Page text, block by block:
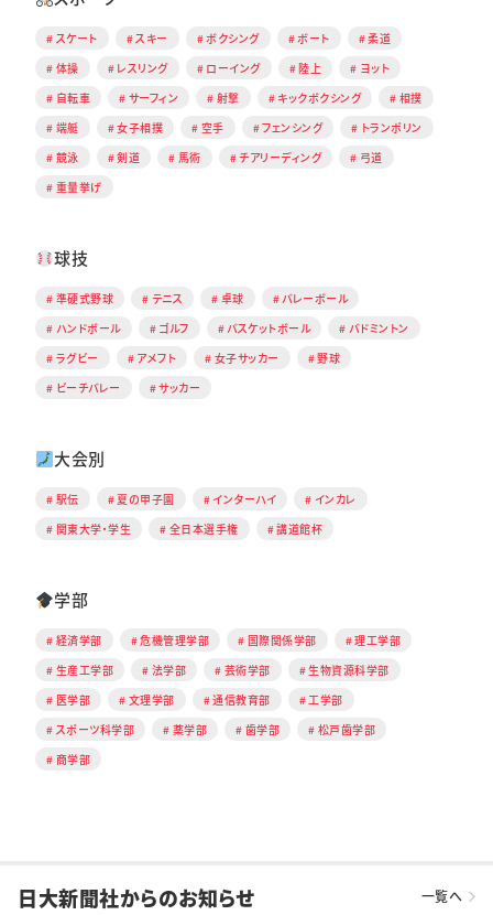
スケート スキー ボクシング ボート
柔道
体操
レスリング ローイング 陸上
ヨット
自転車
サーフィン 射撃 キックボクシング
相撲
端艇
女子相撲 空手 フェンシング
トランポリン
競泳
剣道 馬術 チアリーディング
弓道
重量挙げ
球技
準硬式野球 テニス 卓球
バレーボール
ハンドボール
ゴルフ バスケットボール
バドミントン
ラグビー
アメフト 女子サッカー
野球
ビーチバレー
サッカー
大会別
駅伝 夏の甲子園 インターハイ
インカレ
関東大学・学生
全日本選手権 講道館杯
学部
経済学部 危機管理学部 国際関係学部
理工学部
生産工学部
法学部 芸術学部
生物資源科学部
医学部
文理学部 通信教育部
工学部
スポーツ科学部
薬学部 歯学部
松戸歯学部
商学部
日大新聞社からのお知らせ 一覧へ